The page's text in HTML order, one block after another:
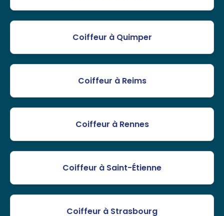
Coiffeur à Quimper
Coiffeur à Reims
Coiffeur à Rennes
Coiffeur à Saint-Étienne
Coiffeur à Strasbourg